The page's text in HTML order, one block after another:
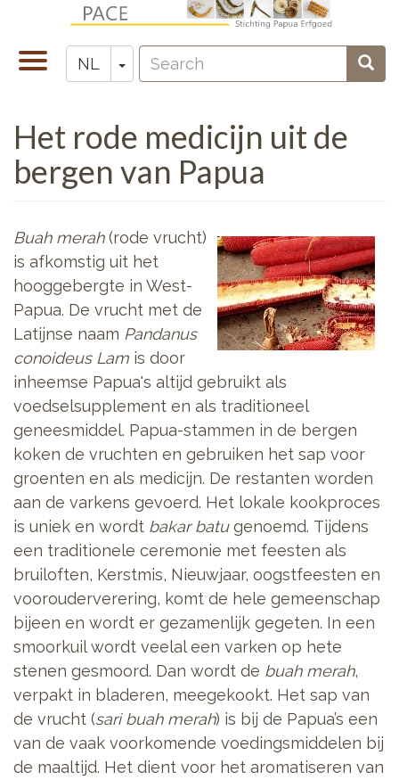
naar
gaan
Navigatie
wisselen
NL Toggle Dropdown
Zoeken
Search
Het rode medicijn uit de
bergen van Papua
Buah merah(rode vrucht)
is afkomstig uit het
hooggebergte in West-
Papua. De vrucht met de
Latijnse naam Pandanus
conoideus Lam is door
inheemse Papua's altijd gebruikt als
voedselsupplement en als traditioneel
geneesmiddel. Papua-stammen in de bergen
koken de vruchten en gebruiken het sap voor
groenten en als medicijn. De restanten worden
aan de varkens gevoerd. Het lokale kookproces
is uniek en wordt bakar batugenoemd. Tijdens
een traditionele ceremonie met feesten als
bruiloften, Kerstmis, Nieuwjaar, oogstfeesten en
voorouderverering, komt de hele gemeenschap
bijeen en wordt er gezamenlijk gegeten. In een
smoorkuil wordt veelal een varken op hete
stenen gesmoord. Dan wordt de buah merah,
verpakt in bladeren, meegekookt. Het sap van
de vrucht (sari buah merah) is bij de Papua’s een
van de vaak voorkomende voedingsmiddelen bij
de maaltijd. Het dient voor het aromatiseren van